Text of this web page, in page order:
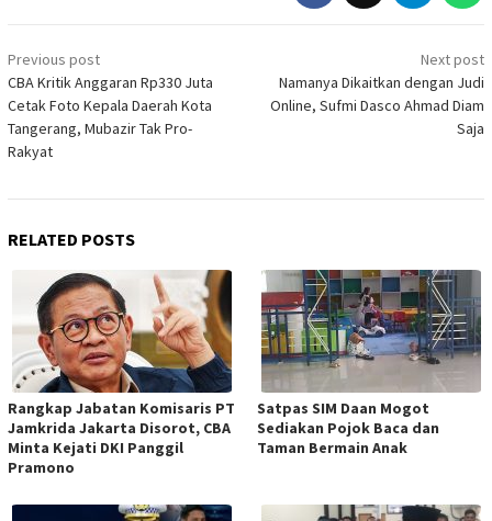
Post
navigation
Previous post
CBA Kritik Anggaran Rp330 Juta
Cetak Foto Kepala Daerah Kota
Tangerang, Mubazir Tak Pro-
Rakyat
Next post
Namanya Dikaitkan dengan Judi
Online, Sufmi Dasco Ahmad Diam
Saja
RELATED POSTS
Rangkap Jabatan Komisaris PT
Jamkrida Jakarta Disorot, CBA
Minta Kejati DKI Panggil
Pramono
Satpas SIM Daan Mogot
Sediakan Pojok Baca dan
Taman Bermain Anak